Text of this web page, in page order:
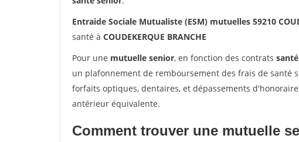
Entraide Sociale Mutualiste (ESM) mutuelles 59210
santé à COUDEKERQUE BRANCHE
Pour une mutuelle senior, en fonction des contrats
un plafonnement de remboursement des frais de santé
forfaits optiques, dentaires, et dépassements
antérieur équivalente.
Comment trouver une mutuelle